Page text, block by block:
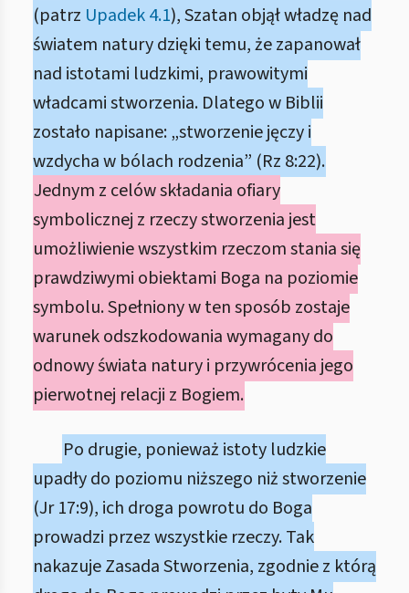
(patrz Upadek 4.1), Szatan objął władzę nad
światem natury dzięki temu, że zapanował
nad istotami ludzkimi, prawowitymi
władcami stworzenia. Dlatego w Biblii
zostało napisane: „stworzenie jęczy i
wzdycha w bólach rodzenia” (Rz 8:22).
Jednym z celów składania ofiary
symbolicznej z rzeczy stworzenia jest
umożliwienie wszystkim rzeczom stania się
prawdziwymi obiektami Boga na poziomie
symbolu. Spełniony w ten sposób zostaje
warunek odszkodowania wymagany do
odnowy świata natury i przywrócenia jego
pierwotnej relacji z Bogiem.
Po drugie, ponieważ istoty ludzkie
upadły do poziomu niższego niż stworzenie
(Jr 17:9), ich droga powrotu do Boga
prowadzi przez wszystkie rzeczy. Tak
nakazuje Zasada Stworzenia, zgodnie z którą